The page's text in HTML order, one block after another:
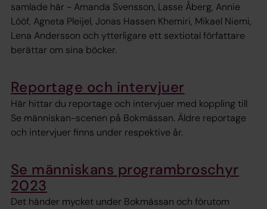
samlade här - Amanda Svensson, Lasse Åberg, Annie
Lööf, Agneta Pleijel, Jonas Hassen Khemiri, Mikael Niemi,
Lena Andersson och ytterligare ett sextiotal författare
berättar om sina böcker.
Reportage och intervjuer
Här hittar du reportage och intervjuer med koppling till
Se människan-scenen på Bokmässan. Äldre reportage
och intervjuer finns under respektive år.
Se människans programbroschyr
2023
Det händer mycket under Bokmässan och förutom